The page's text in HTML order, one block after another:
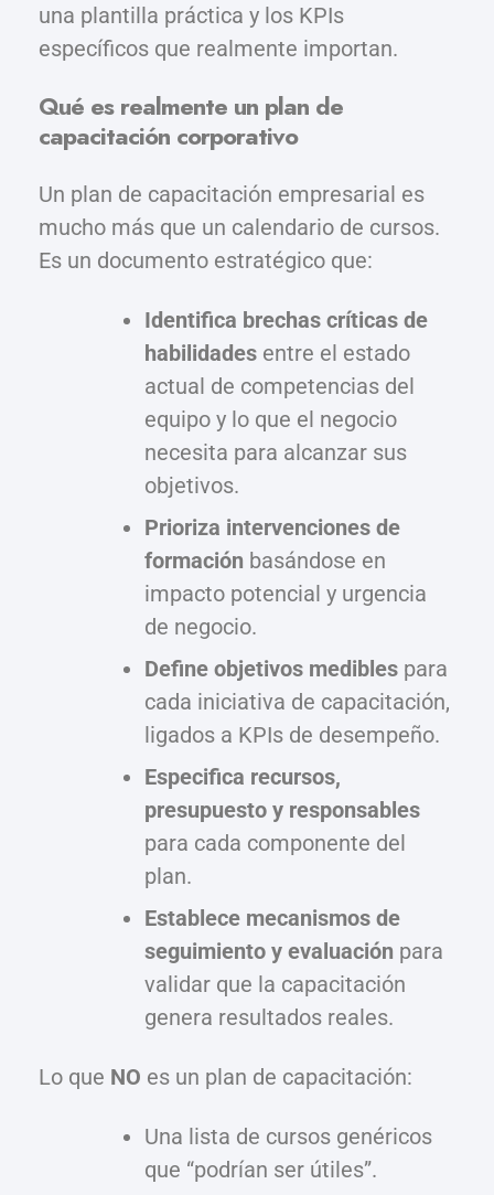
una plantilla práctica y los KPIs
específicos que realmente importan.
Qué es realmente un plan de
capacitación corporativo
Un plan de capacitación empresarial es
mucho más que un calendario de cursos.
Es un documento estratégico que:
Identifica brechas críticas de
habilidades entre el estado
actual de competencias del
equipo y lo que el negocio
necesita para alcanzar sus
objetivos.
Prioriza intervenciones de
formación basándose en
impacto potencial y urgencia
de negocio.
Define objetivos medibles para
cada iniciativa de capacitación,
ligados a KPIs de desempeño.
Especifica recursos,
presupuesto y responsables
para cada componente del
plan.
Establece mecanismos de
seguimiento y evaluación para
validar que la capacitación
genera resultados reales.
Lo que NO es un plan de capacitación:
Una lista de cursos genéricos
que “podrían ser útiles”.